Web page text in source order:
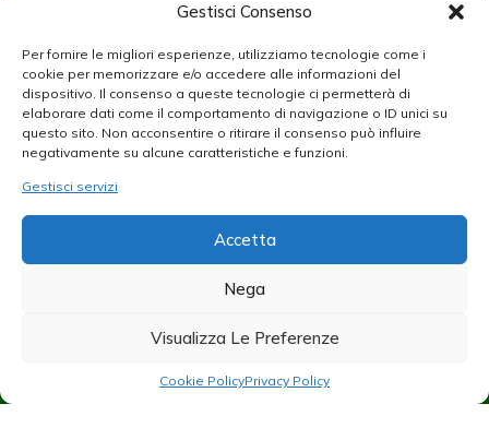
Gestisci Consenso
Per fornire le migliori esperienze, utilizziamo tecnologie come i
cookie per memorizzare e/o accedere alle informazioni del
dispositivo. Il consenso a queste tecnologie ci permetterà di
elaborare dati come il comportamento di navigazione o ID unici su
questo sito. Non acconsentire o ritirare il consenso può influire
negativamente su alcune caratteristiche e funzioni.
Gestisci servizi
Accetta
Nega
Visualizza Le Preferenze
Cookie PolicyPrivacy Policy
Fax +39/030/9961966
Info Utili
Contatti